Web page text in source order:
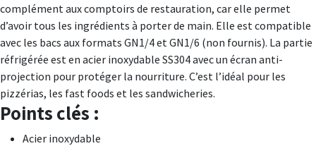
complément aux comptoirs de restauration, car elle permet
d’avoir tous les ingrédients à porter de main. Elle est compatible
avec les bacs aux formats GN1/4 et GN1/6 (non fournis). La partie
réfrigérée est en acier inoxydable SS304 avec un écran anti-
projection pour protéger la nourriture. C’est l’idéal pour les
pizzérias, les fast foods et les sandwicheries.
Points clés :
Acier inoxydable